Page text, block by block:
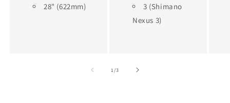
28" (622mm)
3 (Shimano
Nexus 3)
1/av
3